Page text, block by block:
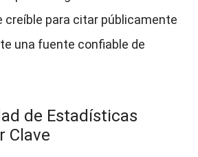
para citar públicamente
una fuente confiable de
de Estadísticas
Clave